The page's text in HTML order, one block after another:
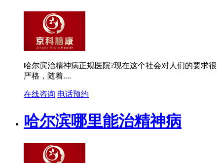
哈尔滨治精神病正规医院?现在这个社会对人们的要求很
严格，随着....
在线咨询 电话预约
哈尔滨哪里能治精神病